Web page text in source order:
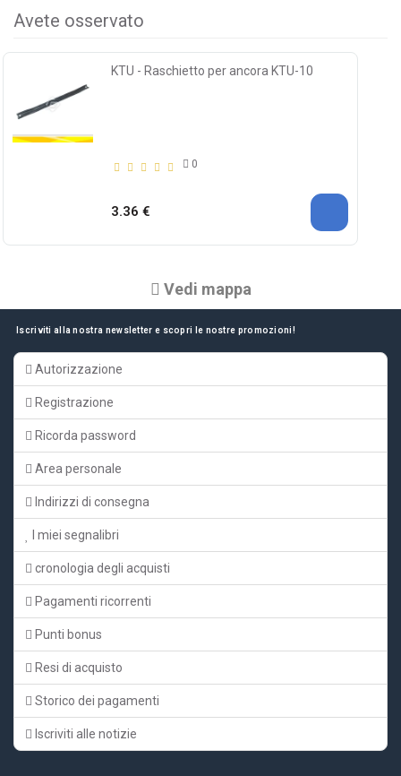
Avete osservato
KTU - Raschietto per ancora KTU-10
0
3.36 €
Vedi mappa
Iscriviti alla nostra newsletter e scopri le nostre promozioni!
Autorizzazione
Registrazione
Ricorda password
Area personale
Indirizzi di consegna
I miei segnalibri
cronologia degli acquisti
Pagamenti ricorrenti
Punti bonus
Resi di acquisto
Storico dei pagamenti
Iscriviti alle notizie